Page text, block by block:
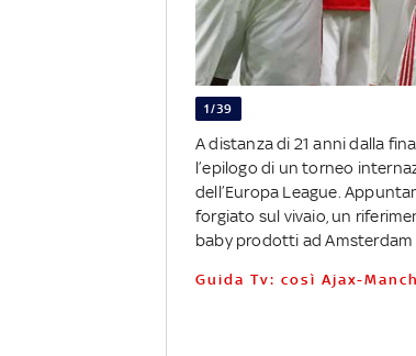
1/39
A distanza di 21 anni dalla
l’epilogo di un torneo
dell’Europa League.
forgiato sul vivaio, un
baby prodotti ad
Guida Tv: così Ajax-